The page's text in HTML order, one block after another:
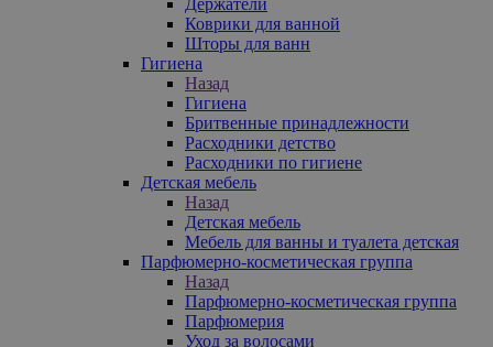
Коврики для ванной
Шторы для ванн
Гигиена
Назад
Гигиена
Бритвенные принадлежности
Расходники детство
Расходники по гигиене
Детская мебель
Назад
Детская мебель
Мебель для ванны и туалета детская
Парфюмерно-косметическая группа
Назад
Парфюмерно-косметическая группа
Парфюмерия
Уход за волосами